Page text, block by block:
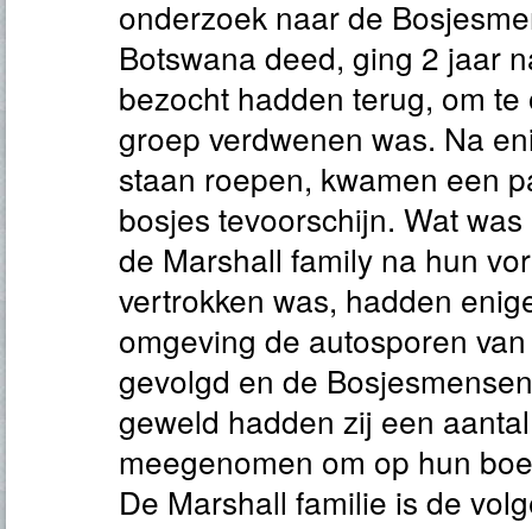
onderzoek naar de
Botswana deed, ging 2 jaar
bezocht hadden terug, om
groep verdwenen was. Na
staan roepen, kwamen een
bosjes tevoorschijn. Wat
de Marshall family na hun
vertrokken was, hadden
omgeving de autosporen
gevolgd en de
geweld hadden zij een
meegenomen om op hun
De Marshall familie is de